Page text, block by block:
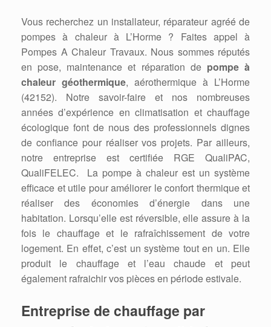
Vous recherchez un installateur, réparateur agréé de
pompes à chaleur à L’Horme ? Faites appel à
Pompes A Chaleur Travaux. Nous sommes réputés
en pose, maintenance et réparation de pompe à
chaleur géothermique, aérothermique à L’Horme
(42152). Notre savoir-faire et nos nombreuses
années d’expérience en climatisation et chauffage
écologique font de nous des professionnels dignes
de confiance pour réaliser vos projets. Par ailleurs,
notre entreprise est certifiée RGE QualiPAC,
QualiFELEC. La pompe à chaleur est un système
efficace et utile pour améliorer le confort thermique et
réaliser des économies d’énergie dans une
habitation. Lorsqu’elle est réversible, elle assure à la
fois le chauffage et le rafraîchissement de votre
logement. En effet, c’est un système tout en un. Elle
produit le chauffage et l’eau chaude et peut
également rafraichir vos pièces en période estivale.
Entreprise de chauffage par